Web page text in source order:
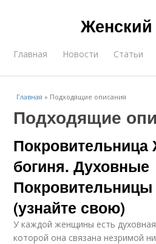
Главная Новости Статьи
Главная » Подходящие описания
Подходящие
богиня. Духовные
(узнайте свою)
У каждой женщины есть
которой она связана незримой